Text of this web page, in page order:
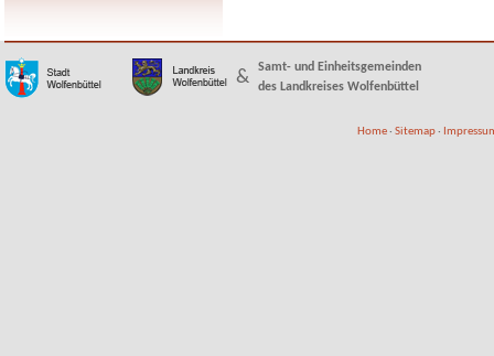
&
Samt- und Einheitsgemeinden
des Landkreises Wolfenbüttel
Home · Sitemap ·